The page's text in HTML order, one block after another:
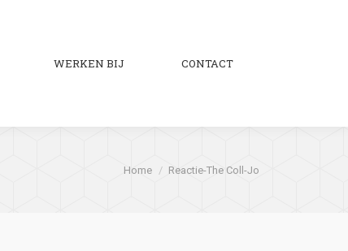
WERKEN BIJ CONTACT
Je bent hier:
Home Reactie-The Coll-Jo